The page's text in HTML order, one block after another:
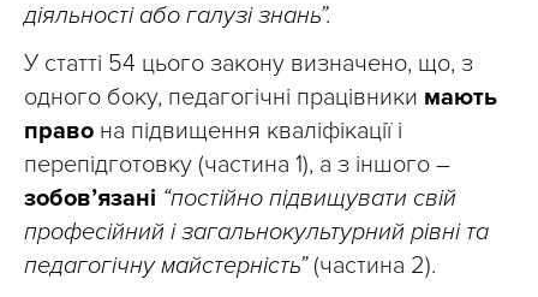
діяльності або галузі знань”.
У статті 54 цього закону визначено, що, з
одного боку, педагогічні працівники мають
право на підвищення кваліфікації і
перепідготовку (частина 1), а з іншого –
зобов’язані “постійно підвищувати свій
професійний і загальнокультурний рівні та
педагогічну майстерність”(частина 2).